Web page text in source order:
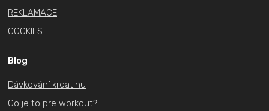
REKLAMACE
COOKIES
Blog
Dávkování kreatinu
Co je to pre workout?